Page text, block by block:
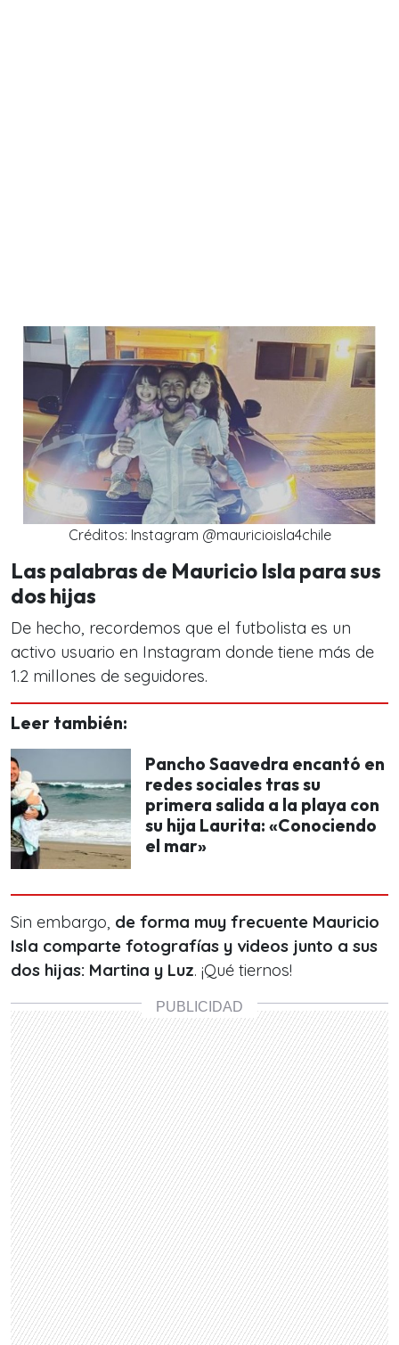
Créditos: Instagram @mauricioisla4chile
Las palabras de Mauricio Isla para sus
dos hijas
De hecho, recordemos que el futbolista es un
activo usuario en Instagram donde tiene más de
1.2 millones de seguidores.
Leer también:
Pancho Saavedra encantó en
redes sociales tras su
primera salida a la playa con
su hija Laurita: «Conociendo
el mar»
Sin embargo, de forma muy frecuente Mauricio
Isla comparte fotografías y videos junto a sus
dos hijas: Martina y Luz. ¡Qué tiernos!